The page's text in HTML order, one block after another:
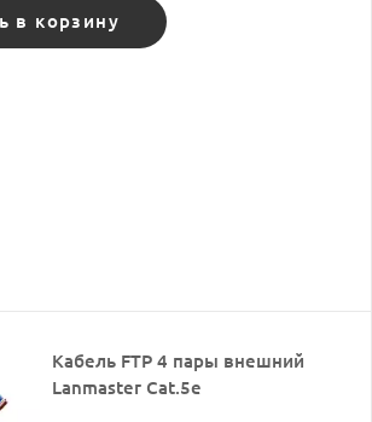
в корзину
Кабель FTP 4 пары внешний
Lanmaster Cat.5е